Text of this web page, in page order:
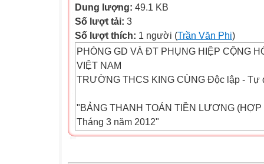
Dung lượng: 49.1 KB
Số lượt tải: 3
Số lượt thích: 1 người (Trần Văn Phi)
PHÒNG GD VÀ ĐT PHỤNG HIỆP CỘNG
VIỆT NAM
TRƯỜNG THCS KING CÙNG Độc lập - Tự
"BẢNG THANH TOÁN TIỀN LƯƠNG
Tháng 3 năm 2012"
Tháng 4 năm 2013